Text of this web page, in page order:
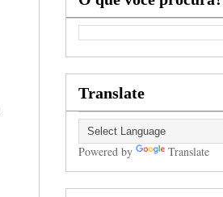
Translate
Powered by Translate